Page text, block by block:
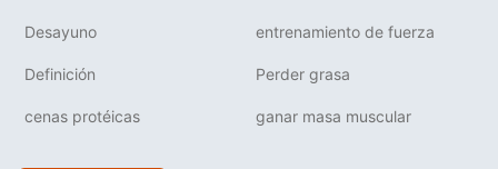
Desayuno entrenamiento de fuerza
Definición Perder grasa
cenas protéicas ganar masa muscular